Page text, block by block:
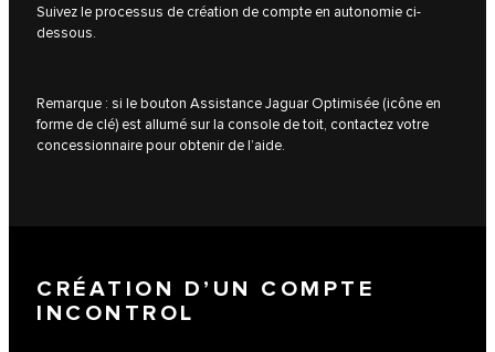
Suivez le processus de création de compte en autonomie ci-
dessous.
Remarque : si le bouton Assistance Jaguar Optimisée (icône en
forme de clé) est allumé sur la console de toit, contactez votre
concessionnaire pour obtenir de l’aide.
CRÉATION D’UN COMPTE
INCONTROL